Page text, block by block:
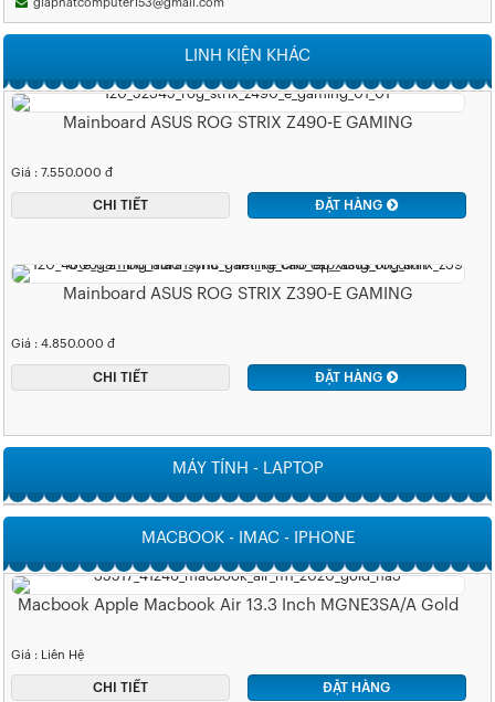
LINH KIỆN KHÁC
Mainboard ASUS ROG STRIX Z490-E GAMING
Giá : 7.550.000 đ
CHI TIẾT ĐẶT HÀNG
Mainboard ASUS ROG STRIX Z390-E GAMING
Giá : 4.850.000 đ
CHI TIẾT ĐẶT HÀNG
MÁY TÍNH - LAPTOP
MACBOOK - IMAC - IPHONE
Macbook Apple Macbook Air 13.3 Inch MGNE3SA/A Gold
Giá : Liên Hệ
CHI TIẾT ĐẶT HÀNG